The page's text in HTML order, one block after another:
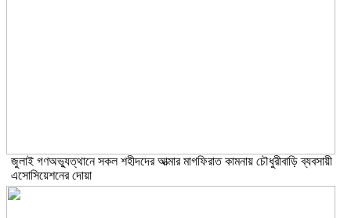
জুলাই গণঅভ্যুত্থানে সকল শহীদদের আত্মার মাগফিরাত কামনায় চৌধুরীবাড়ি ব্যবসায়ী
এসোসিয়েশনের দোয়া